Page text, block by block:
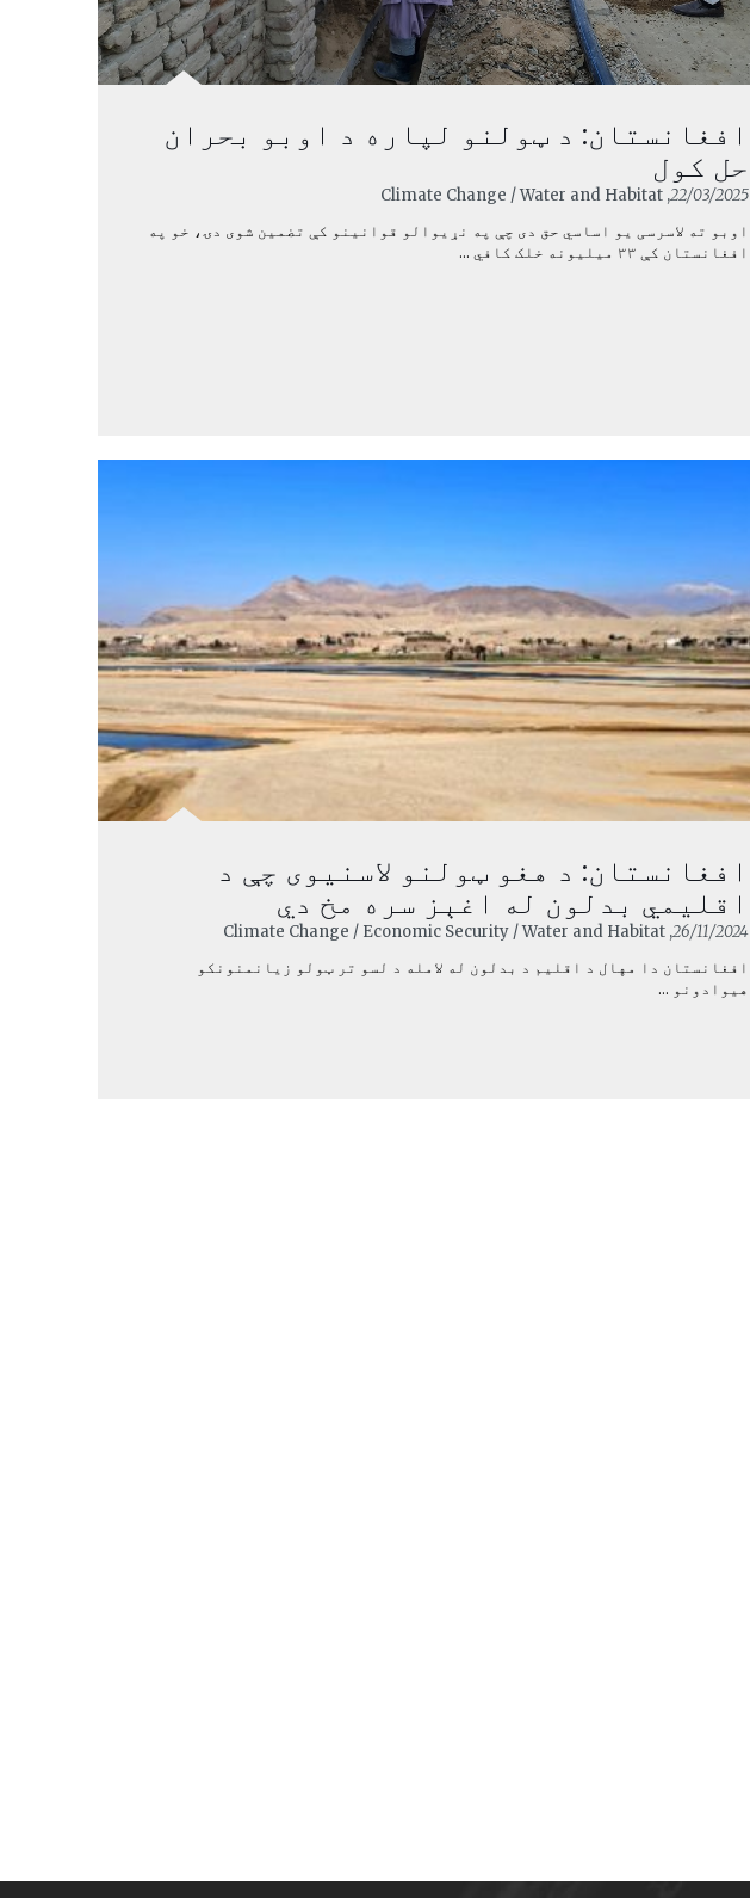
افغانستان: د ټولنو لپاره د اوبو بحران
حل کول
22/03/2025
, Climate Change / Water and Habitat
اوبو ته لاسرسی یو اساسي حق دی چې په نړیوالو قوانینو کې تضمین شوی دۍ، خو په
افغانستان کې ۳۳ میلیونه خلک کافي ...
افغانستان: د هغو ټولنو لاسنیوی چې د
اقلیمي بدلون له اغېز سره مخ دي
26/11/2024
, Climate Change / Economic Security / Water and Habitat
افغانستان دا مهال د اقلیم د بدلون له لامله د لسو تر ټولو زیانمنونکو
هیوادونو ...